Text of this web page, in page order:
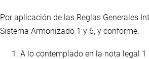
Por aplicación de las Reglas Generales
Sistema Armonizado 1 y 6, y conforme:
A lo contemplado en la nota legal 1